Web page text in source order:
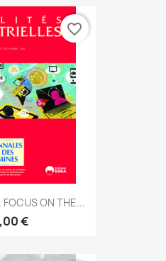
ON THE...
€
favorite_border